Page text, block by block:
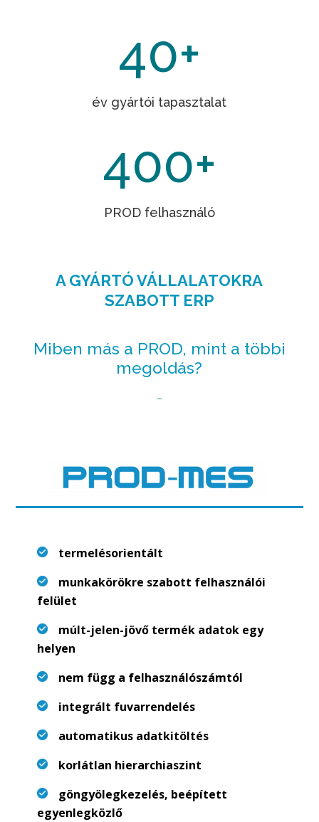
40+
év gyártói tapasztalat
400+
PROD felhasználó
A GYÁRTÓ VÁLLALATOKRA
SZABOTT ERP
Miben más a PROD, mint a többi
megoldás?
termelésorientált
munkakörökre szabott felhasználói
felület
múlt-jelen-jövő termék adatok egy
helyen
nem függ a felhasználószámtól
integrált fuvarrendelés
automatikus adatkitöltés
korlátlan hierarchiaszint
göngyölegkezelés, beépített
egyenlegközlő